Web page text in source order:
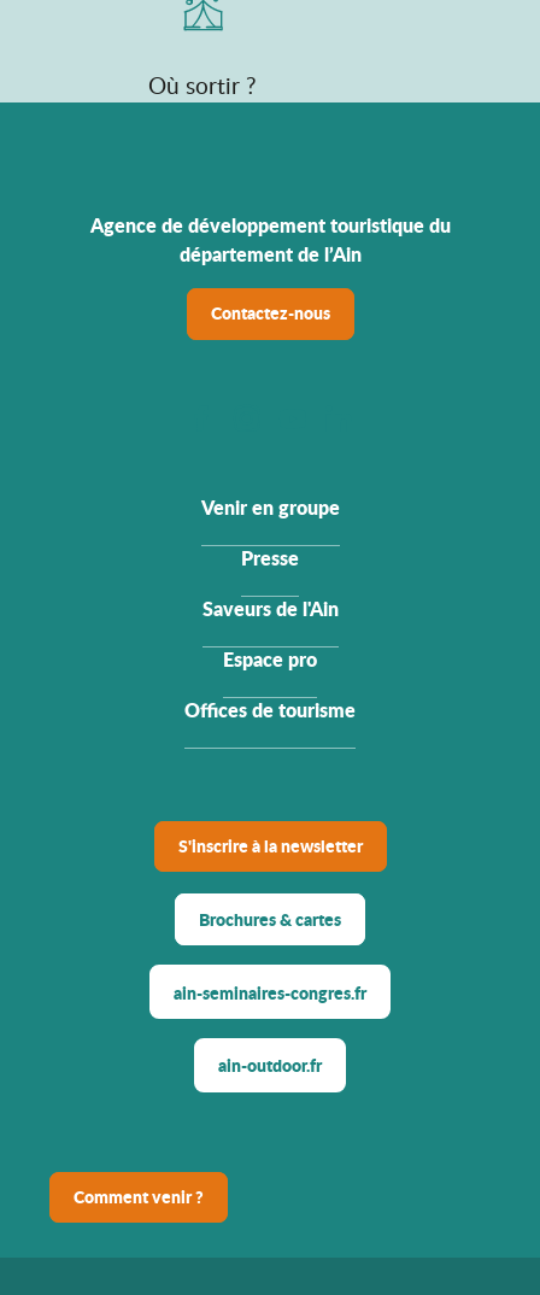
Où sortir ?
Agence de développement touristique du
département de l’Ain
Contactez-nous
Venir en groupe
Presse
Saveurs de l'Ain
Espace pro
Offices de tourisme
S'inscrire à la newsletter
Brochures & cartes
ain-seminaires-congres.fr
ain-outdoor.fr
Comment venir ?